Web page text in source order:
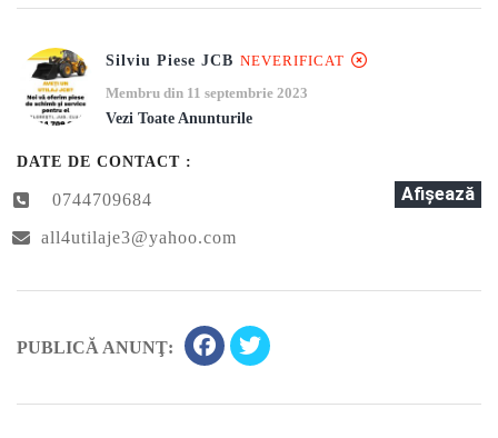
Silviu Piese JCB NEVERIFICAT
Membru din 11 septembrie 2023
Vezi Toate Anunturile
DATE DE CONTACT :
0744709684 Afişează
all4utilaje3@yahoo.com
PUBLICĂ ANUNŢ: